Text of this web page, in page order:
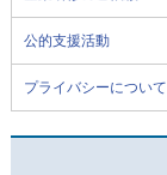
公的支援活動
プライバシーについて